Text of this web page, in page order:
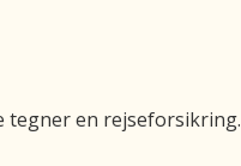
tegner en rejseforsikring.